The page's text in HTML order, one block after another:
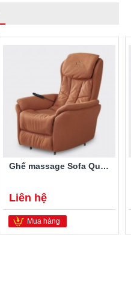
Ghế massage Sofa Queen Crown QC-4F
Liên hệ
Mua hàng